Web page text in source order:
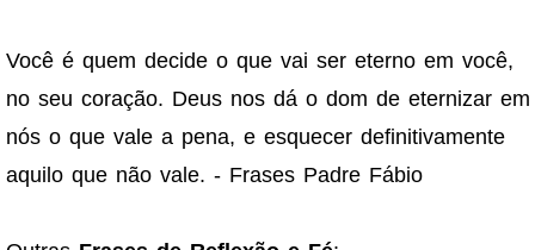
Você é quem decide o que vai ser eterno em você,
no seu coração. Deus nos dá o dom de eternizar em
nós o que vale a pena, e esquecer definitivamente
aquilo que não vale. - Frases Padre Fábio